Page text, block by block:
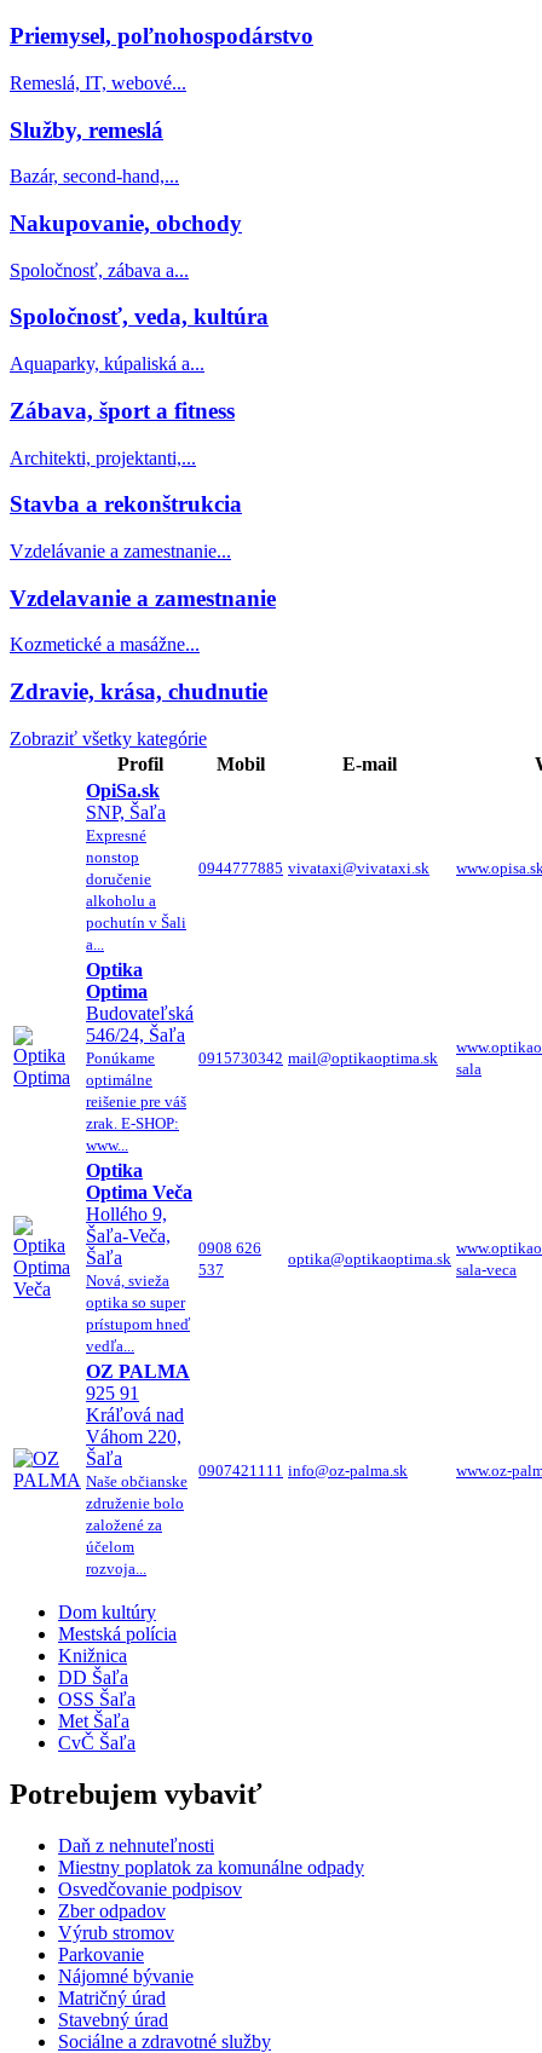
Priemysel, poľnohospodárstvo
Remeslá, IT, webové...
Služby, remeslá
Bazár, second-hand,...
Nakupovanie, obchody
Spoločnosť, zábava a...
Spoločnosť, veda, kultúra
Aquaparky, kúpaliská a...
Zábava, šport a fitness
Architekti, projektanti,...
Stavba a rekonštrukcia
Vzdelávanie a zamestnanie...
Vzdelavanie a zamestnanie
Kozmetické a masážne...
Zdravie, krása, chudnutie
Zobraziť všetky kategórie
Profil
Mobil E-mail
OpiSa.sk
SNP, Šaľa
Expresné
nonstop
doručenie
alkoholu a
pochutín v Šali
a...
0944777885 vivataxi@vivataxi.sk
Optika
Optima
Budovateľská
546/24, Šaľa
Ponúkame
optimálne
reišenie pre váš
zrak. E-SHOP:
www...
0915730342 mail@optikaoptima.sk
sala
Optika
Optima Veča
Hollého 9,
Šaľa-Veča,
Šaľa
Nová, svieža
optika so super
prístupom hneď
vedľa...
0908 626
537
optika@optikaoptima.sk
sala-veca
OZ PALMA
925 91
Kráľová nad
Váhom 220,
Šaľa
Naše občianske
združenie bolo
založené za
účelom
rozvoja...
0907421111 info@oz-palma.sk www.oz-
Dom kultúry
Mestská polícia
Knižnica
DD Šaľa
OSS Šaľa
Met Šaľa
CvČ Šaľa
Potrebujem vybaviť
Daň z nehnuteľnosti
Miestny poplatok za komunálne odpady
Osvedčovanie podpisov
Zber odpadov
Výrub stromov
Parkovanie
Nájomné bývanie
Matričný úrad
Stavebný úrad
Sociálne a zdravotné služby